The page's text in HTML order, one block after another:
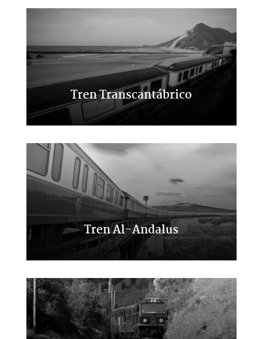
Tren Transcantábrico
Gran lujo por el norte de España
Tren Al-Andalus
Viaje por el Sur de España